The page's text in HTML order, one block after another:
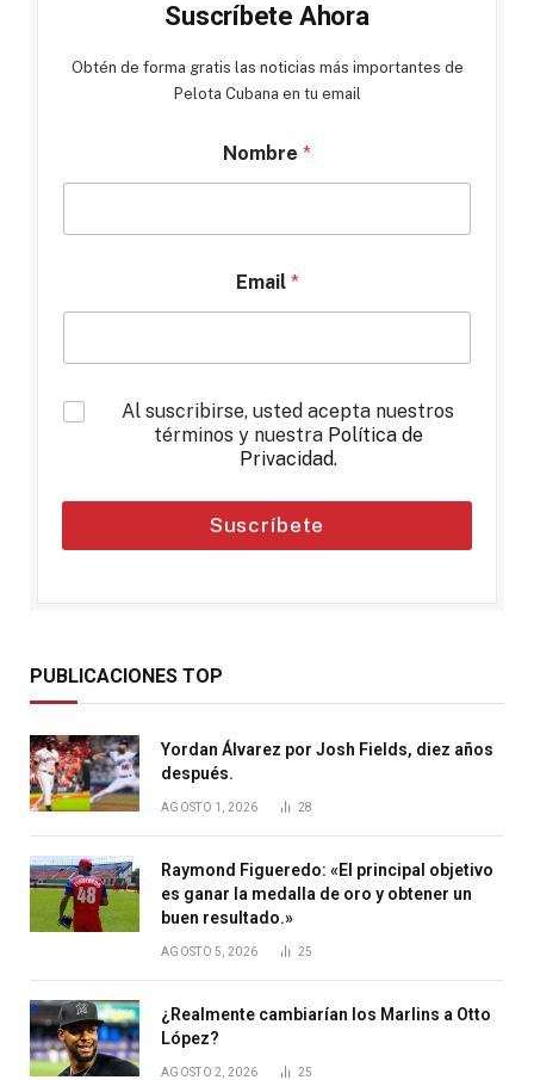
Suscríbete Ahora
Obtén de forma gratis las noticias más importantes de
Pelota Cubana en tu email
Nombre *
Email *
*
Al suscribirse, usted acepta nuestros
términos y nuestra Política de
Privacidad.
Suscríbete
PUBLICACIONES TOP
Yordan Álvarez por Josh Fields, diez años
después.
AGOSTO 1, 2026 28
Raymond Figueredo: «El principal objetivo
es ganar la medalla de oro y obtener un
buen resultado.»
AGOSTO 5, 2026 25
¿Realmente cambiarían los Marlins a Otto
López?
AGOSTO 2, 2026 25